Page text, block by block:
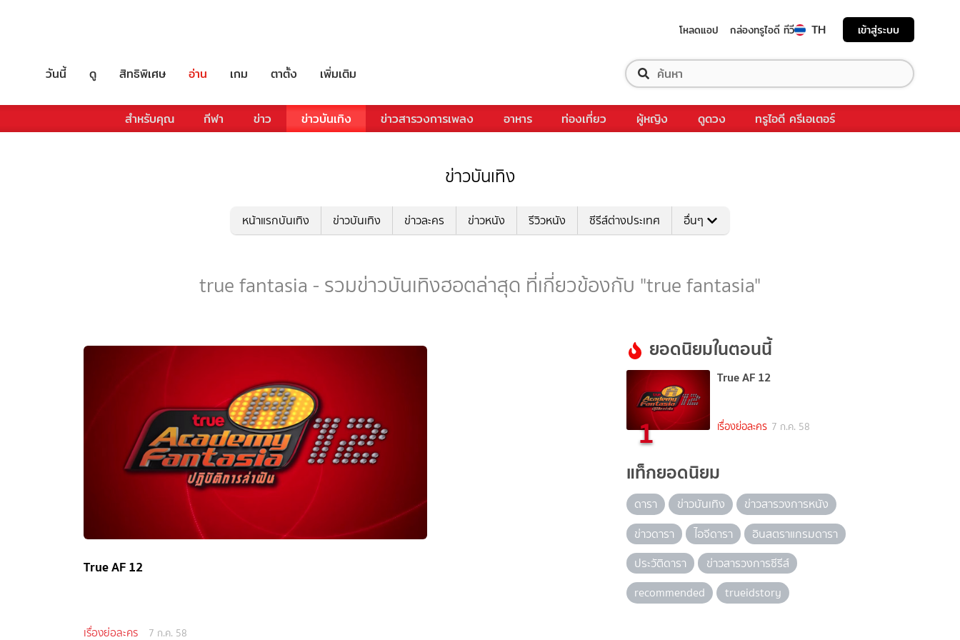
โหลดแอป กล่องทรูไอดี ทีวี TH เข้าสู่ระบบ
วันนี้ ดู สิทธิพิเศษ อ่าน เกม ตาตั้ง เพิ่มเติม
สำหรับคุณ กีฬา ข่าว ข่าวบันเทิง ข่าวสารวงการเพลง อาหาร ท่องเที่ยว ผู้หญิง ดูดวง ทรูไอดี ครีเอเตอร์
ข่าวบันเทิง
หน้าแรกบันเทิง ข่าวบันเทิง ข่าวละคร ข่าวหนัง รีวิวหนัง ซีรีส์ต่างประเทศ อื่นๆ
true fantasia - รวมข่าวบันเทิงฮอตล่าสุด ที่เกี่ยวข้องกับ "true fantasia"
True AF 12
เรื่องย่อละคร 7 ก.ค. 58
ยอดนิยมในตอนนี้
1
True AF 12
เรื่องย่อละคร 7 ก.ค. 58
แท็กยอดนิยม
ดารา ข่าวบันเทิง
ข่าวสารวงการหนัง
ข่าวดารา
ไอจีดารา
อินสตราแกรมดารา
ประวัติดารา
ข่าวสารวงการซีรีส์
recommended
trueidstory